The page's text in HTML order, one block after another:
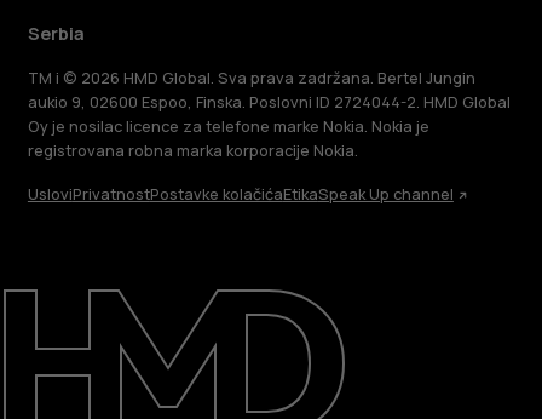
O kompaniji
Podrška
Serbia
TM i © 2026 HMD Global. Sva prava zadržana. Bertel Jungin
aukio 9, 02600 Espoo, Finska. Poslovni ID 2724044-2. HMD Global
Oy je nosilac licence za telefone marke Nokia. Nokia je
registrovana robna marka korporacije Nokia.
UsloviPrivatnostPostavke kolačićaEtikaSpeak Up channel